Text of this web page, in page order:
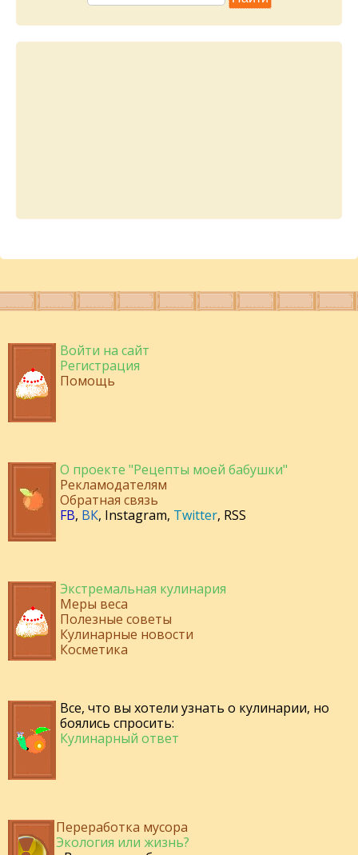
Войти на сайт
Регистрация
Помощь
О проекте "Рецепты моей бабушки"
Рекламодателям
Обратная связь
FB, ВК, Instagram, Twitter, RSS
Экстремальная кулинария
Меры веса
Полезные советы
Кулинарные новости
Косметика
Все, что вы хотели узнать о кулинарии, но
боялись спросить:
Кулинарный ответ
Переработка мусора
Экология или жизнь?